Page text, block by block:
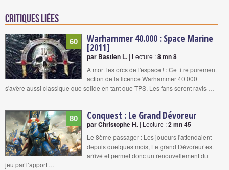
Critiques liées
60 Warhammer 40.000 : Space Marine
[2011]
par Bastien L. | Lecture :8 mn 8
A mort les orcs de l'espace ! : Ce titre purement
action de la licence Warhammer 40 000
s'avère aussi classique que solide en tant que TPS. Les fans seront ravis …
80 Conquest : Le Grand Dévoreur
par Christophe H. | Lecture :2 mn 45
Le 8ème passager : Les joueurs l'attendaient
depuis quelques mois, Le grand Dévoreur est
arrivé et permet donc un renouvellement du
jeu par l’apport …